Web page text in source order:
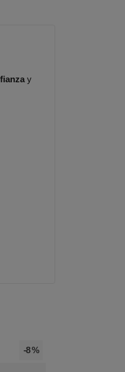
y
-8 %